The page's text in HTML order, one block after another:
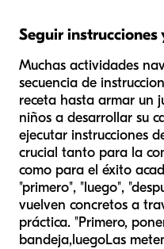
Seguir
Muchas actividades
secuencia de
receta hasta armar un
niños a desarrollar su
ejecutar instrucciones
crucial tanto para la
como para el éxito
"primero", "luego",
vuelven concretos a
práctica. "Primero,
bandeja,luegoLas